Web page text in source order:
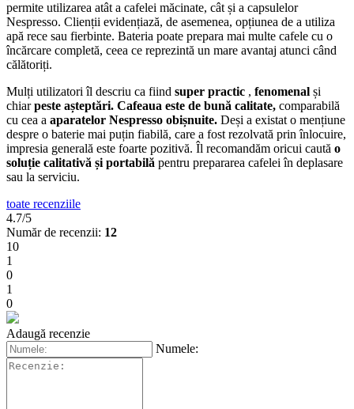
permite utilizarea atât a cafelei măcinate, cât și a capsulelor
Nespresso. Clienții evidențiază, de asemenea, opțiunea de a utiliza
apă rece sau fierbinte. Bateria poate prepara mai multe cafele cu o
încărcare completă, ceea ce reprezintă un mare avantaj atunci când
călătoriți.
Mulți utilizatori îl descriu ca fiind super practic , fenomenal și
chiarpeste așteptări. Cafeaua este de bună calitate, comparabilă
cu cea a aparatelor Nespresso obișnuite. Deși a existat o mențiune
despre o baterie mai puțin fiabilă, care a fost rezolvată prin înlocuire,
impresia generală este foarte pozitivă. Îl recomandăm oricui caută o
soluție calitativă și portabilă pentru prepararea cafelei în deplasare
sau la serviciu.
toate recenziile
4.7/5
Număr de recenzii: 12
10
1
0
1
0
Adaugă recenzie
Numele: